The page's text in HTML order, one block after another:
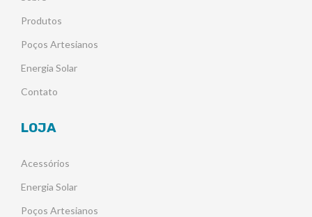
Produtos
Poços Artesianos
Energia Solar
Contato
LOJA
Acessórios
Energia Solar
Poços Artesianos